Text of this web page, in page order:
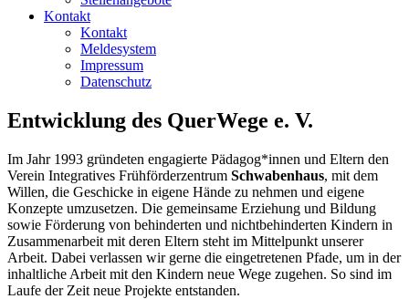
Kontakt
Kontakt
Meldesystem
Impressum
Datenschutz
Entwicklung des QuerWege e. V.
Im Jahr 1993 gründeten engagierte Pädagog*innen und Eltern den
Verein Integratives Frühförderzentrum Schwabenhaus, mit dem
Willen, die Geschicke in eigene Hände zu nehmen und eigene
Konzepte umzusetzen. Die gemeinsame Erziehung und Bildung
sowie Förderung von behinderten und nichtbehinderten Kindern in
Zusammenarbeit mit deren Eltern steht im Mittelpunkt unserer
Arbeit. Dabei verlassen wir gerne die eingetretenen Pfade, um in der
inhaltliche Arbeit mit den Kindern neue Wege zugehen. So sind im
Laufe der Zeit neue Projekte entstanden.